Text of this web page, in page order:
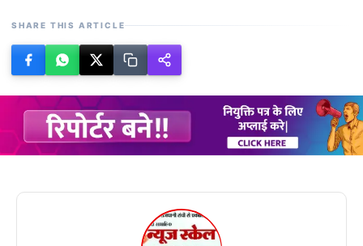
SHARE THIS ARTICLE